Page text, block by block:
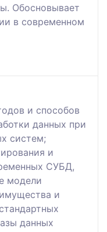
Обосновывает
в современном
и способов
данных при
систем;
и
СУБД,
модели
и
данных